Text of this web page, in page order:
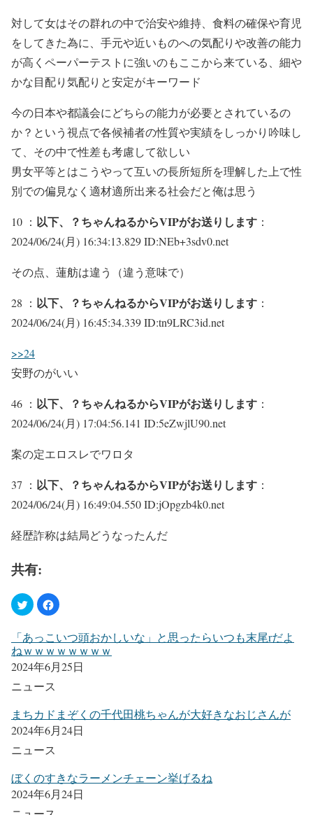
対して女はその群れの中で治安や維持、食料の確保や育児
をしてきた為に、手元や近いものへの気配りや改善の能力
が高くペーパーテストに強いのもここから来ている、細や
かな目配り気配りと安定がキーワード
今の日本や都議会にどちらの能力が必要とされているの
か？という視点で各候補者の性質や実績をしっかり吟味し
て、その中で性差も考慮して欲しい
男女平等とはこうやって互いの長所短所を理解した上で性
別での偏見なく適材適所出来る社会だと俺は思う
10 ： 以下、？ちゃんねるからVIPがお送りします ：
2024/06/24(月) 16:34:13.829 ID:NEb+3sdv0.net
その点、蓮舫は違う（違う意味で）
28 ： 以下、？ちゃんねるからVIPがお送りします ：
2024/06/24(月) 16:45:34.339 ID:tn9LRC3id.net
>>24
安野のがいい
46 ： 以下、？ちゃんねるからVIPがお送りします ：
2024/06/24(月) 17:04:56.141 ID:5eZwjlU90.net
案の定エロスレでワロタ
37 ： 以下、？ちゃんねるからVIPがお送りします ：
2024/06/24(月) 16:49:04.550 ID:jOpgzb4k0.net
経歴詐称は結局どうなったんだ
共有:
「あっこいつ頭おかしいな」と思ったらいつも末尾rだよ
ねｗｗｗｗｗｗｗｗ
2024年6月25日
ニュース
まちカドまぞくの千代田桃ちゃんが大好きなおじさんが
2024年6月24日
ニュース
ぼくのすきなラーメンチェーン挙げるね
2024年6月24日